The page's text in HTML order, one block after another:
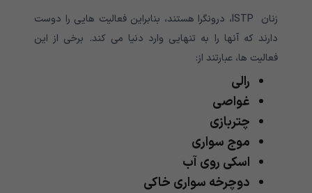
زنان ISTP، درونگرا هستند، بنابراین فعالیت هایی را دوست
دارند که آنها را به تنهایی وارد دنیا می کند. برخی از این
فعالیت ها، عبارتند از:
رالی
غواصی
چتربازی
موج سواری
اسکی روی آب
دوچرخه سواری خاکی